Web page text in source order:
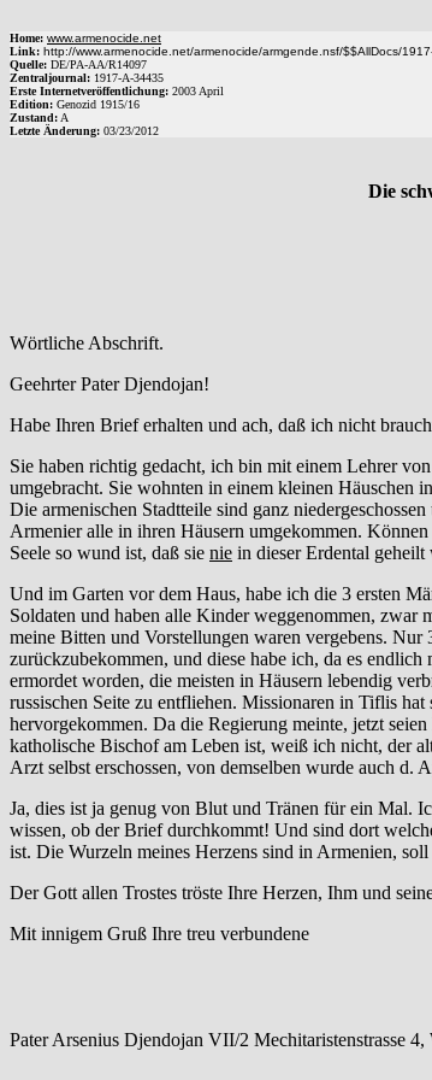
Home: www.armenocide.net
Link: http://www.armenocide.net/armenocide/armgende.nsf/$$AllDocs/
Quelle: DE/PA-AA/R14097
Zentraljournal: 1917-A-34435
Erste Internetveröffentlichung: 2003 April
Edition: Genozid 1915/16
Zustand: A
Letzte Änderung: 03/23/2012
Die
Wörtliche Abschrift.
Geehrter Pater Djendojan!
Habe Ihren Brief erhalten und ach, daß ich nicht
Sie haben richtig gedacht, ich bin mit einem Lehrer
umgebracht. Sie wohnten in einem kleinen Häuschen
Die armenischen Stadtteile sind ganz
Armenier alle in ihren Häusern umgekommen. Können
Seele so wund ist, daß sie nie in dieser Erdental geheilt
Und im Garten vor dem Haus, habe ich die 3 ersten
Soldaten und haben alle Kinder weggenommen, zwar
meine Bitten und Vorstellungen waren vergebens.
zurückzubekommen, und diese habe ich, da es
ermordet worden, die meisten in Häusern lebendig
russischen Seite zu entfliehen. Missionaren in Tiflis
hervorgekommen. Da die Regierung meinte, jetzt
katholische Bischof am Leben ist, weiß ich nicht, der
Arzt selbst erschossen, von demselben wurde auch d.
Ja, dies ist ja genug von Blut und Tränen für ein Mal.
wissen, ob der Brief durchkommt! Und sind dort
ist. Die Wurzeln meines Herzens sind in Armenien,
Der Gott allen Trostes tröste Ihre Herzen, Ihm und
Mit innigem Gruß Ihre treu verbundene
Pater Arsenius Djendojan VII/2 Mechitaristenstrasse 4,